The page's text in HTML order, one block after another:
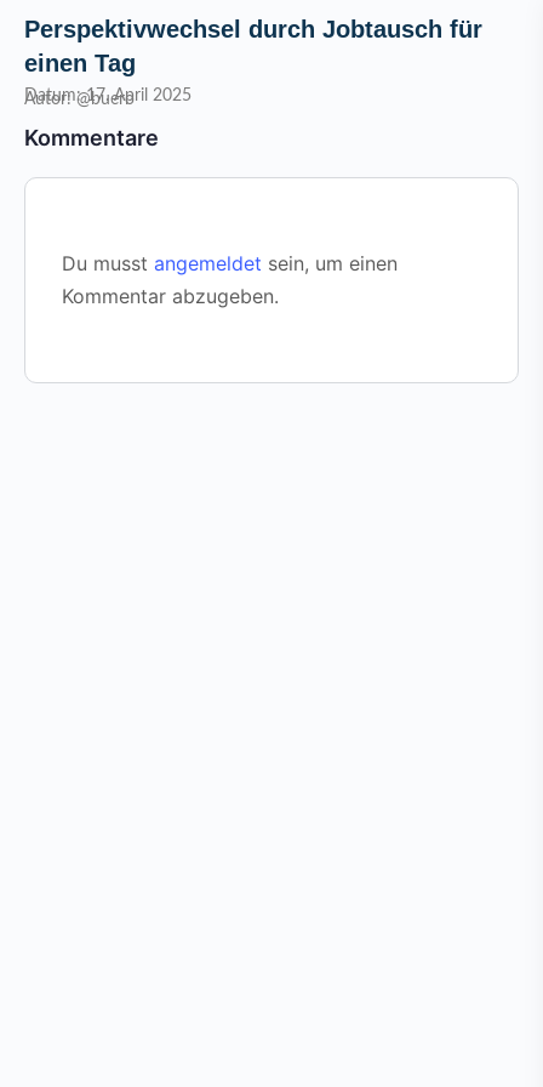
Perspektivwechsel durch Jobtausch für
einen Tag
Datum: 17. April 2025
Autor: @buero
Kommentare
Du musst angemeldet sein, um einen
Kommentar abzugeben.